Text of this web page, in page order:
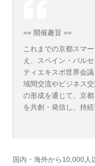
== 開催趣旨 ==
これまでの京都スマ
え、スペイン・バル
ティエキスポ世界会
域間交流やビジネス
の形成を通じて、京
を共創・発信し、持
国内・海外から10,000人